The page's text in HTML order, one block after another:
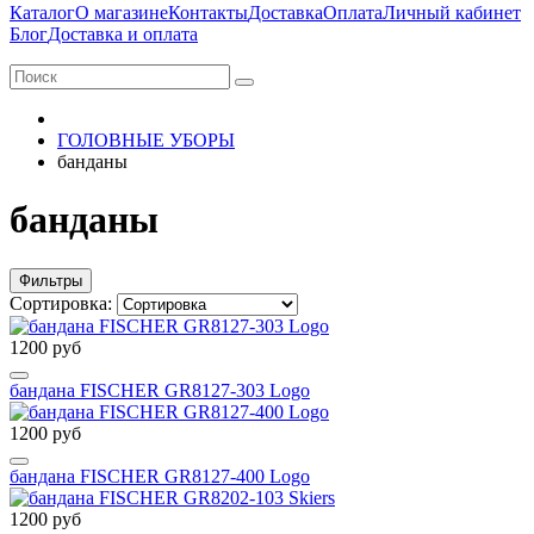
КаталогО магазинеКонтактыДоставкаОплатаЛичный кабинет
БлогДоставка и оплата
ГОЛОВНЫЕ УБОРЫ
банданы
банданы
Фильтры
Сортировка:
1200 руб
бандана FISCHER GR8127-303 Logo
1200 руб
бандана FISCHER GR8127-400 Logo
1200 руб